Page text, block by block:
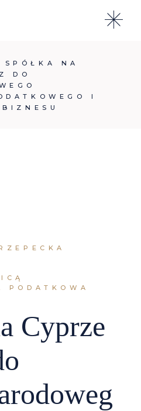
SPÓŁKA NA
DO
I
PODATKOWA
Cyprze